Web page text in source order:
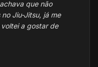
que não
Jiu-Jitsu, já me
a gostar de